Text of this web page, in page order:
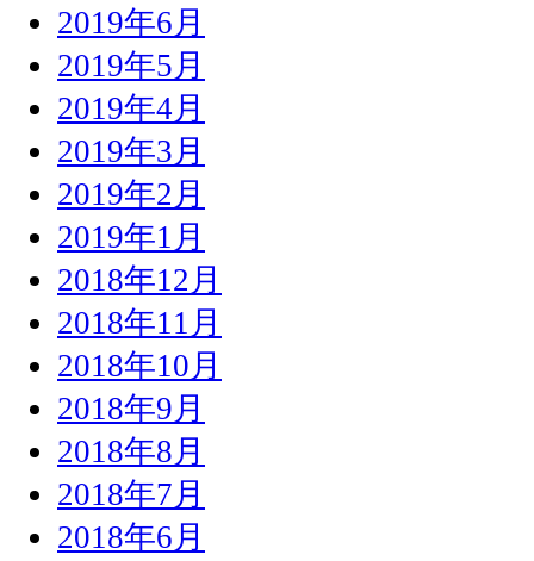
2019年6月
2019年5月
2019年4月
2019年3月
2019年2月
2019年1月
2018年12月
2018年11月
2018年10月
2018年9月
2018年8月
2018年7月
2018年6月